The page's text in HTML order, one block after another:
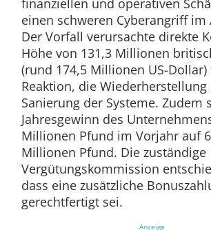
finanziellen und operativen
einen schweren Cyberangriff im
Der Vorfall verursachte direkte
Höhe von 131,3 Millionen
(rund 174,5 Millionen US-
Reaktion, die
Sanierung der Systeme. Zudem
Jahresgewinn des
Millionen Pfund im Vorjahr auf
Millionen Pfund. Die zuständige
Vergütungskommission
dass eine zusätzliche
gerechtfertigt sei.
Anzeige